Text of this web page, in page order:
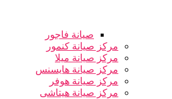
صيانة فاجور
مركز صيانة كنمور
مركز صيانة ميلا
مركز صيانة هايسنس
مركز صيانة هوفر
مركز صيانة هيتاشى